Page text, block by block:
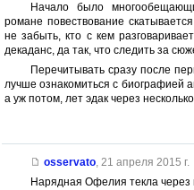
Начало было
романе повествование
не забыть, кто с кем
декаданс, да так, что следить за
Перечитывать сразу после
лучше ознакомиться с биографией
а уж потом, лет эдак через
osservato, 21 апреля 2015 г.
Нарядная Офелия текла через